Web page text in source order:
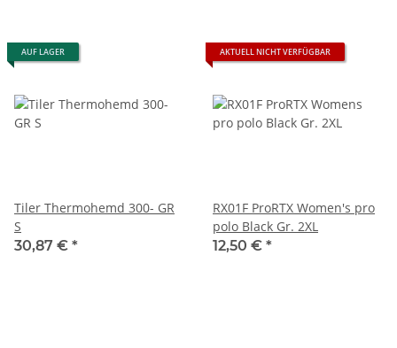
AUF LAGER
Tiler Thermohemd 300- GR
S
30,87 € *
AKTUELL NICHT VERFÜGBAR
RX01F ProRTX Women's pro
polo Black Gr. 2XL
12,50 € *